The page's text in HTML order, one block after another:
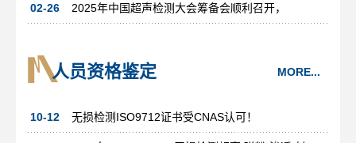
02-26 2025年中国超声检测大会筹备会顺利召开，
MORE...
人员资格鉴定
10-12 无损检测ISO9712证书受CNAS认可！